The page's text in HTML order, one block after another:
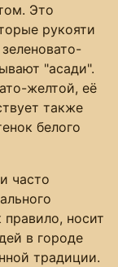
Это
рукояти
"асади".
желтой, её
также
белого
часто
носит
в городе
традиции.